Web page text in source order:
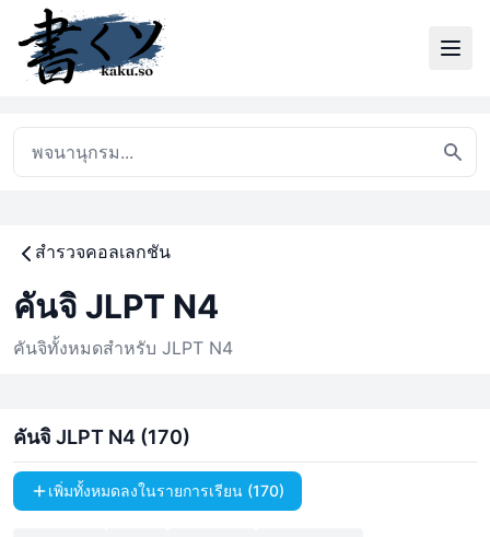
สำรวจคอลเลกชัน
คันจิ JLPT N4
คันจิทั้งหมดสำหรับ JLPT N4
คันจิ JLPT N4 (170)
เพิ่มทั้งหมดลงในรายการเรียน (170)